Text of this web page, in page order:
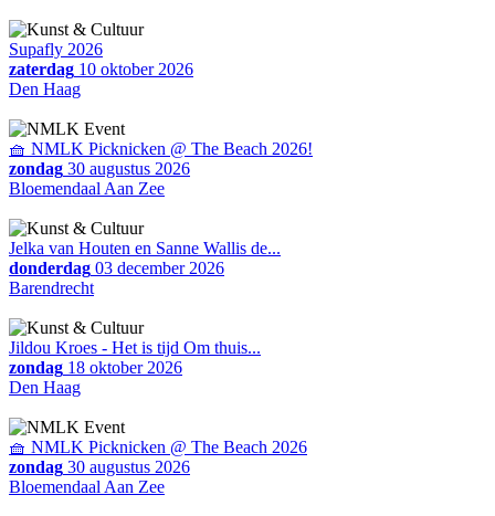
Supafly 2026
zaterdag 10 oktober 2026
Den Haag
🧺 NMLK Picknicken @ The Beach 2026!
zondag 30 augustus 2026
Bloemendaal Aan Zee
Jelka van Houten en Sanne Wallis de...
donderdag 03 december 2026
Barendrecht
Jildou Kroes - Het is tijd Om thuis...
zondag 18 oktober 2026
Den Haag
🧺 NMLK Picknicken @ The Beach 2026
zondag 30 augustus 2026
Bloemendaal Aan Zee